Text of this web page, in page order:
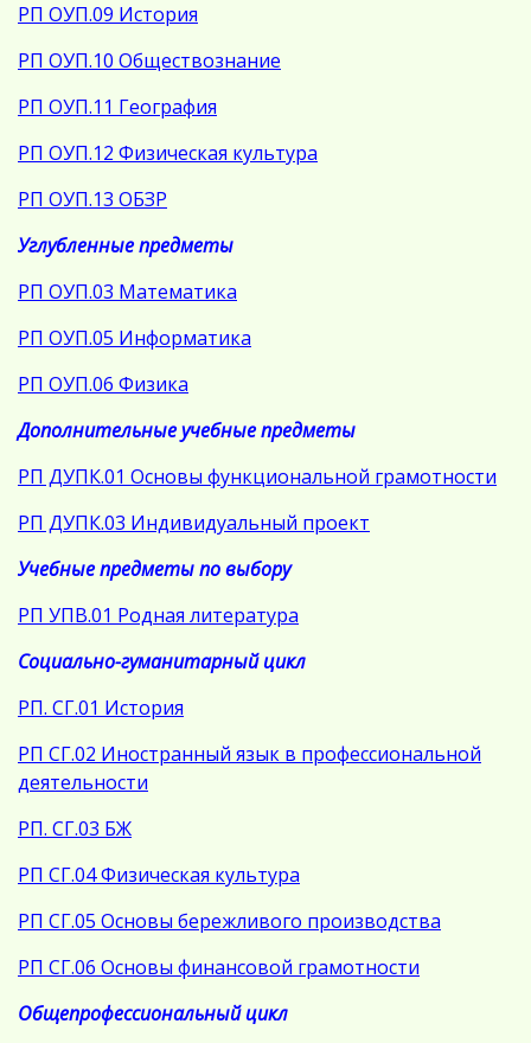
РП ОУП.09 История
РП ОУП.10 Обществознание
РП ОУП.11 География
РП ОУП.12 Физическая культура
РП ОУП.13 ОБЗР
Углубленные предметы
РП ОУП.03 Математика
РП ОУП.05 Информатика
РП ОУП.06 Физика
Дополнительные учебные предметы
РП ДУПК.01 Основы функциональной грамотности
РП ДУПК.03 Индивидуальный проект
Учебные предметы по выбору
РП УПВ.01 Родная литература
Социально-гуманитарный цикл
РП. СГ.01 История
РП СГ.02 Иностранный язык в профессиональной
деятельности
РП. СГ.03 БЖ
РП СГ.04 Физическая культура
РП СГ.05 Основы бережливого производства
РП СГ.06 Основы финансовой грамотности
Общепрофессиональный цикл